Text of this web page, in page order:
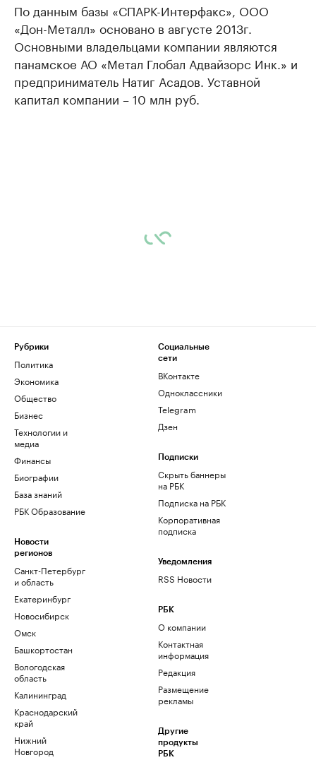
По данным базы «СПАРК-Интерфакс», ООО
«Дон-Металл» основано в августе 2013г.
Основными владельцами компании являются
панамское АО «Метал Глобал Адвайзорс Инк.» и
предприниматель Натиг Асадов. Уставной
капитал компании – 10 млн руб.
Рубрики
Политика
Экономика
Общество
Бизнес
Технологии и
медиа
Финансы
Биографии
База знаний
РБК Образование
Новости
регионов
Санкт-Петербург
и область
Екатеринбург
Новосибирск
Омск
Башкортостан
Вологодская
область
Калининград
Краснодарский
край
Нижний
Новгород
Социальные
сети
ВКонтакте
Одноклассники
Telegram
Дзен
Подписки
Скрыть баннеры
на РБК
Подписка на РБК
Корпоративная
подписка
Уведомления
RSS Новости
РБК
О компании
Контактная
информация
Редакция
Размещение
рекламы
Другие
продукты
РБК